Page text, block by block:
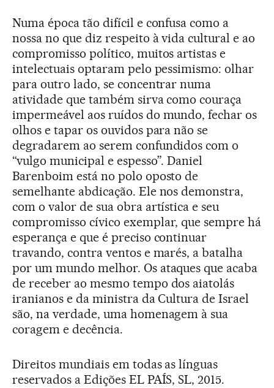
Numa época tão difícil e confusa como a
nossa no que diz respeito à vida cultural e ao
compromisso político, muitos artistas e
intelectuais optaram pelo pessimismo: olhar
para outro lado, se concentrar numa
atividade que também sirva como couraça
impermeável aos ruídos do mundo, fechar os
olhos e tapar os ouvidos para não se
degradarem ao serem confundidos com o
“vulgo municipal e espesso”. Daniel
Barenboim está no polo oposto de
semelhante abdicação. Ele nos demonstra,
com o valor de sua obra artística e seu
compromisso cívico exemplar, que sempre há
esperança e que é preciso continuar
travando, contra ventos e marés, a batalha
por um mundo melhor. Os ataques que acaba
de receber ao mesmo tempo dos aiatolás
iranianos e da ministra da Cultura de Israel
são, na verdade, uma homenagem à sua
coragem e decência.
Direitos mundiais em todas as línguas
reservados a Edições EL PAÍS, SL, 2015.